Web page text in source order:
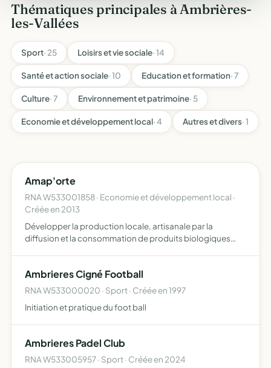
Thématiques principales à Ambrières-
les-Vallées
Sport· 25 Loisirs et vie sociale· 14
Santé et action sociale· 10 Education et formation· 7
Culture· 7 Environnement et patrimoine· 5
Economie et développement local· 4 Autres et divers· 1
Amap'orte
RNA W533001858 · Economie et développement local ·
Créée en 2013
Développer la production locale, artisanale par la
diffusion et la consommation de produits biologiques
Ambrieres Cigné Football
RNA W533000020 · Sport · Créée en 1997
Initiation et pratique du foot ball
Ambrieres Padel Club
RNA W533005957 · Sport · Créée en 2024